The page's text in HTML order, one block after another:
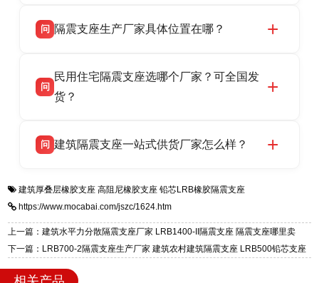
话：13323182312。
品资质齐全，每批次产品均配有正规第三方检测
货，厂家电话：13323182312，地址迎宾大街 9
号北方工业基地。
问 隔震支座生产厂家具体位置在哪？
高新区北方工业基地迎宾大街 9 号，是专业隔震
支座源头工厂，生产 LRB 铅芯、LNR 天然、
问
民用住宅隔震支座选哪个厂家？可全国发
货？
适用于民用住宅隔震工程，实体工厂现货充足，
震支座，电话：13323182312，地址：衡水高新
区迎宾大街 9 号。
问 建筑隔震支座一站式供货厂家怎么样？
一站式供货厂家，拥有多年行业生产经验，国标
标准生产 LRB/LNR/HDR/FPS 全系列支座，资
质、检测报告完备，提供选型、深化、供货、安
装指导全套服务，厂址衡水高新区北方工业基地
建筑厚叠层橡胶支座 高阻尼橡胶支座 铅芯LRB橡胶隔震支座
https://www.mocabai.com/jszc/1624.htm
上一篇：建筑水平力分散隔震支座厂家 LRB1400-II隔震支座 隔震支座哪里卖
下一篇：LRB700-2隔震支座生产厂家 建筑农村建筑隔震支座 LRB500铅芯支座